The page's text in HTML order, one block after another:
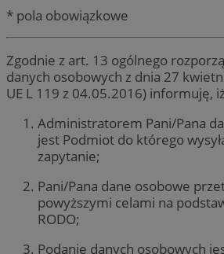
* pola obowiązkowe
Zgodnie z art. 13 ogólnego
danych osobowych z dnia 27
UE L 119 z 04.05.2016) informuję,
Administratorem Pani/Pana
jest Podmiot do którego
zapytanie;
Pani/Pana dane osobowe
powyższymi celami na
RODO;
Podanie danych osobowych